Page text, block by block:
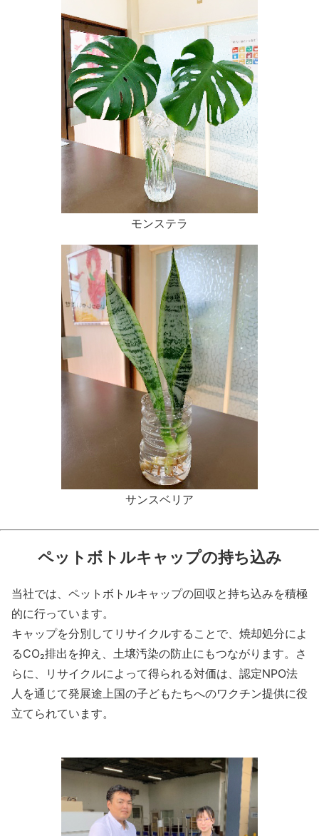
モンステラ
サンスベリア
ペットボトルキャップの持ち込み
当社では、ペットボトルキャップの回収と持ち込みを積極
的に行っています。
キャップを分別してリサイクルすることで、焼却処分によ
るCO₂排出を抑え、土壌汚染の防止にもつながります。さ
らに、リサイクルによって得られる対価は、認定NPO法
人を通じて発展途上国の子どもたちへのワクチン提供に役
立てられています。